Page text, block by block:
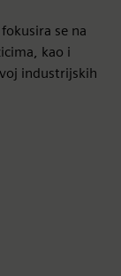
se na
kao i
industrijskih